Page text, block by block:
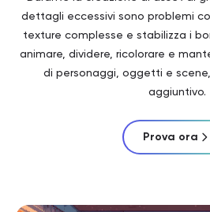
dettagli eccessivi sono problemi
texture complesse e stabilizza i
animare, dividere, ricolorare e
di personaggi, oggetti e
aggiuntivo.
Prova ora